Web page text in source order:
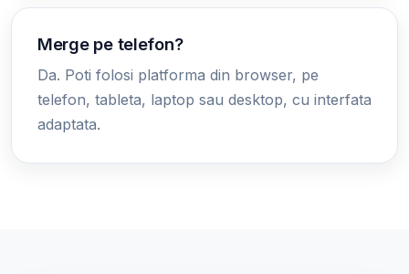
Merge pe telefon?
Da. Poti folosi platforma din browser, pe
telefon, tableta, laptop sau desktop, cu interfata
adaptata.